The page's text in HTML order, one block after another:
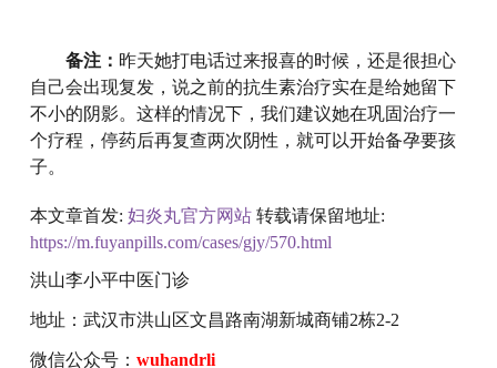
备注： 昨天她打电话过来报喜的时候，还是很担心
自己会出现复发，说之前的抗生素治疗实在是给她留下
不小的阴影。这样的情况下，我们建议她在巩固治疗一
个疗程，停药后再复查两次阴性，就可以开始备孕要孩
子。
本文章首发: 妇炎丸官方网站 转载请保留地址:
https://m.fuyanpills.com/cases/gjy/570.html
洪山李小平中医门诊
地址：武汉市洪山区文昌路南湖新城商铺2栋2-2
微信公众号： wuhandrli